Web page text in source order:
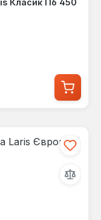
Класик П6 450